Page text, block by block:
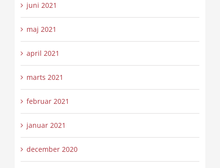
juni 2021
maj 2021
april 2021
marts 2021
februar 2021
januar 2021
december 2020